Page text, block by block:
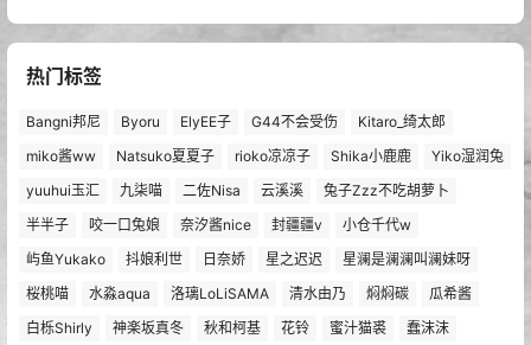
热门标签
Bangni邦尼 Byoru ElyEE子 G44不会受伤
Kitaro_绮太郎
miko酱ww
Natsuko夏夏子 rioko凉凉子 Shika小鹿鹿
Yiko湿润兔
yuuhui玉汇
九柒喵 二佐Nisa 云溪溪
兔子Zzz不吃胡萝卜
半半子
咬一口兔娘 奈汐酱nice 封疆疆v
小仓千代w
屿鱼Yukako
抖娘利世 日奈娇 星之迟迟
星澜是澜澜叫澜妹呀
桜桃喵
水淼aqua 洛璃LoLiSAMA 清水由乃 焖焖碳
瓜希酱
白栎Shirly
神楽坂真冬 秋和柯基 花铃 蜜汁猫裘 蠢沫沫